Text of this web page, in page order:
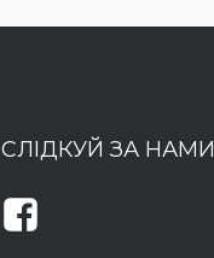
СЛІДКУЙ ЗА НАМИ